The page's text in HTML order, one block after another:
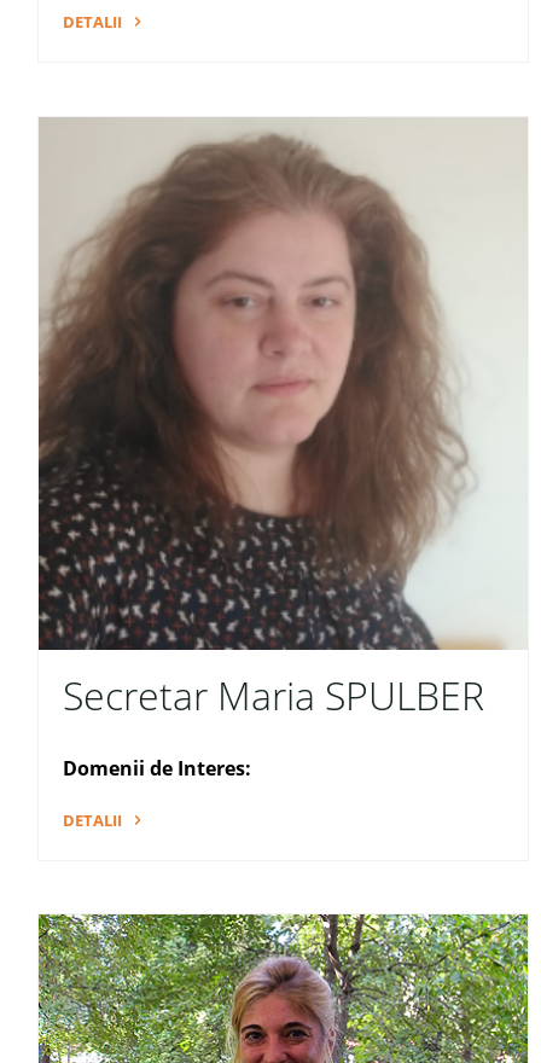
DETALII
–
Secretar Maria SPULBER
Domenii de Interes:
DETALII
SPULBER"